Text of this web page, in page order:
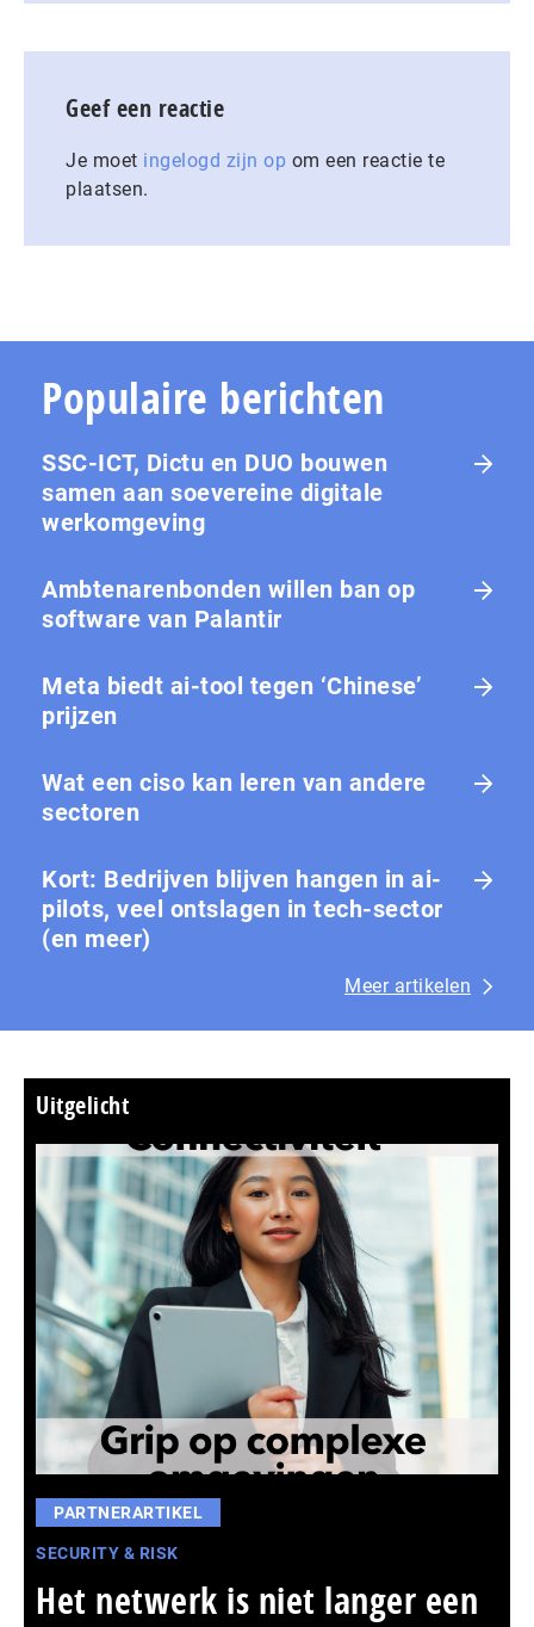
Geef een reactie
Je moet ingelogd zijn op om een reactie te
plaatsen.
Populaire berichten
SSC-ICT, Dictu en DUO bouwen
samen aan soevereine digitale
werkomgeving
Ambtenarenbonden willen ban op
software van Palantir
Meta biedt ai-tool tegen ‘Chinese’
prijzen
Wat een ciso kan leren van andere
sectoren
Kort: Bedrijven blijven hangen in ai-
pilots, veel ontslagen in tech-sector
(en meer)
Meer artikelen
Uitgelicht
PARTNERARTIKEL
SECURITY & RISK
Het netwerk is niet langer een